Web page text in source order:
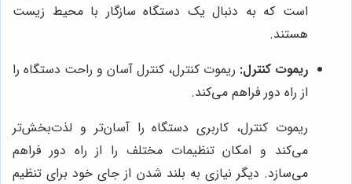
است که به دنبال یک دستگاه سازگار با محیط زیست
هستند.
ریموت کنترل: ریموت کنترل، کنترل آسان و راحت دستگاه را
از راه دور فراهم می‌کند.
ریموت کنترل، کاربری دستگاه را آسان‌تر و لذت‌بخش‌تر
می‌کند و امکان تنظیمات مختلف را از راه دور فراهم
می‌سازد. دیگر نیازی به بلند شدن از جای خود برای تنظیم